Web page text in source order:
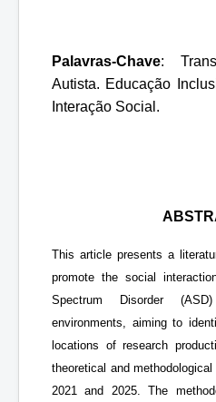
Palavras-Chave:
Autista. Educação
Interação Social.
This article presents a
promote the social
Spectrum Disorder
environments, aiming to
locations of research
theoretical and
2021 and 2025. The